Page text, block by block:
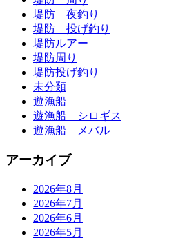
堤防 夜釣り
堤防 投げ釣り
堤防ルアー
堤防周り
堤防投げ釣り
未分類
遊漁船
遊漁船 シロギス
遊漁船 メバル
アーカイブ
2026年8月
2026年7月
2026年6月
2026年5月